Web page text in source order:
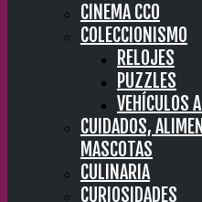
CINEMA CC0
COLECCIONISMO
RELOJES
PUZZLES
VEHÍCULOS
CUIDADOS,
MASCOTAS
CULINARIA
CURIOSIDADES